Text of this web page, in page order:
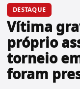
DESTAQUE
Vítima
próprio
torneio
foram